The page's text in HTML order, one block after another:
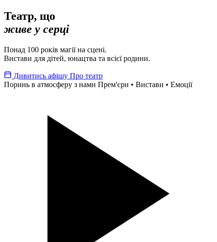
Театр, що
живе у серці
Понад 100 років магії на сцені.
Вистави для дітей, юнацтва та всієї родини.
Дивитись афішу Про театр
Поринь в атмосферу з нами Прем'єри • Вистави • Емоції